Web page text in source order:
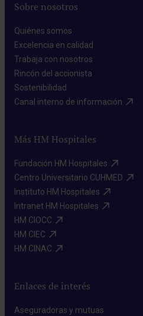
Sobre nosotros
Quiénes somos​
Excelencia en calidad​
Trabaja con nosotros​
Rincón del accionista​
Sostenibilidad​
Canal interno de información​
Más HM Hospitales
Fundación HM Hospitales​
Centro Universitario CUHMED​
Instituto HM Hospitales​
Intranet HM Hospitales​
HM CIOCC​
HM CIEC​
HM CINAC​
Enlaces de interés
Aseguradoras y mutuas​